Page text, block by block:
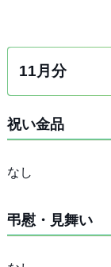
11月分
祝い金品
なし
弔慰・見舞い